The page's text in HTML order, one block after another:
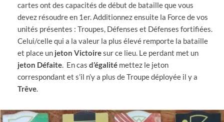
cartes ont des capacités de début de bataille que vous
devez résoudre en 1er. Additionnez ensuite la Force de vos
unités présentes : Troupes, Défenses et Défenses fortifiées.
Celui/celle qui a la valeur la plus élevé remporte la bataille
et place un jeton Victoiresur ce lieu. Le perdant met un
jeton Défaite. En cas d’égalité mettez le jeton
correspondant et s’il n’y a plus de Troupe déployée il y a
Trêve.